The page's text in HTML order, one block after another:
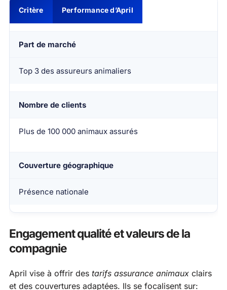
Critère Performance d’April
Part de marché
Top 3 des assureurs animaliers
Nombre de clients
Plus de 100 000 animaux assurés
Couverture géographique
Présence nationale
Engagement qualité et valeurs de la
compagnie
April vise à offrir des tarifs assurance animaux clairs
et des couvertures adaptées. Ils se focalisent sur: